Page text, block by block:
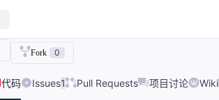
Fork 0
代码 Issues1 Pull Requests 项目讨论 Wiki